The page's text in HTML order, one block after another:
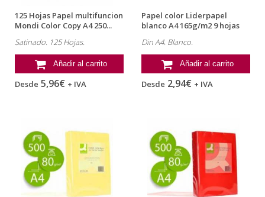
125 Hojas Papel multifuncion
Mondi Color Copy A4 250...
Satinado. 125 Hojas.
Añadir al carrito
Desde 5,96€ + IVA
Papel color Liderpapel
blanco A4 165g/m2 9 hojas
Din A4. Blanco.
Añadir al carrito
Desde 2,94€ + IVA